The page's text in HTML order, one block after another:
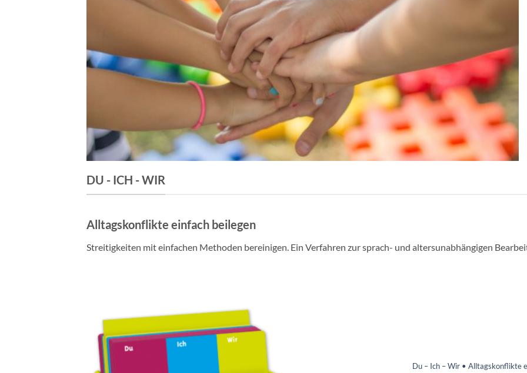
DU - ICH - WIR
Alltagskonflikte einfach beilegen
Streitigkeiten mit einfachen Methoden bereinigen. Ein Verfahren zur sprach- und altersunabhängigen
Du – Ich – Wir • Alltagskonflikte